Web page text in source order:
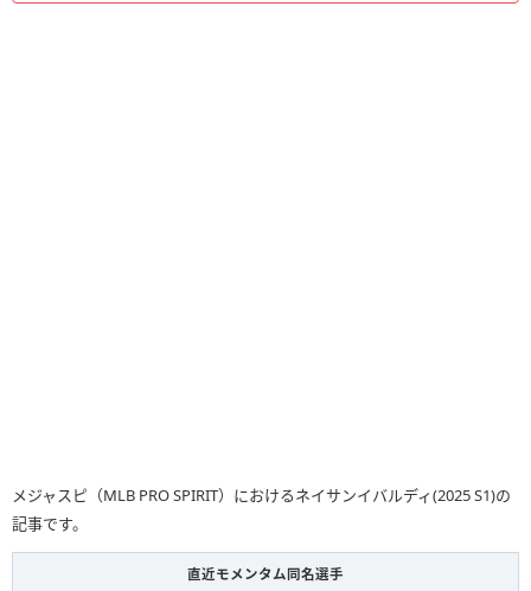
メジャスピ（MLB PRO SPIRIT）におけるネイサンイバルディ(2025 S1)の
記事です。
直近モメンタム同名選手